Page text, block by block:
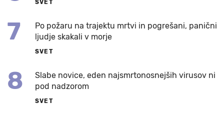
SVET
7
Po požaru na trajektu mrtvi in pogrešani, panični
ljudje skakali v morje
SVET
8
Slabe novice, eden najsmrtonosnejših virusov ni
pod nadzorom
SVET